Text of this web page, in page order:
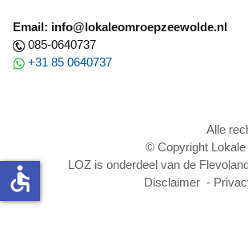
Email: info@lokaleomroepzeewolde.nl
085-0640737
+31 85 0640737
Alle
© Copyright
LOZ is onderdeel van de
Disclaimer -
accessible